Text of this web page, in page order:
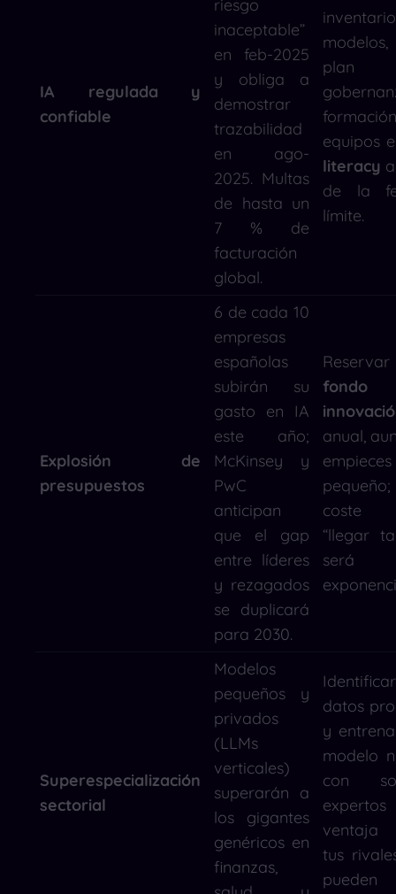
IA regulada y
confiable
riesgo
inaceptable”
en feb-2025
y obliga a
demostrar
trazabilidad
en ago-
2025. Multas
de hasta un
7 % de
facturación
global.
plan
equipos
literacy
de la
límite.
Explosión de
presupuestos
6 de cada 10
empresas
españolas
subirán su
gasto en IA
este año;
McKinsey y
PwC
anticipan
que el gap
entre líderes
y rezagados
se duplicará
para 2030.
fondo
anual,
empieces
coste
“llegar
será
Superespecialización
sectorial
Modelos
pequeños y
privados
(LLMs
verticales)
superarán a
los gigantes
genéricos en
finanzas,
datos
y
modelo
con
ventaja
tus
pueden